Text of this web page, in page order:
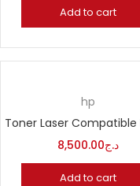
Add to cart
hp
د.ج8,500.00
Add to cart